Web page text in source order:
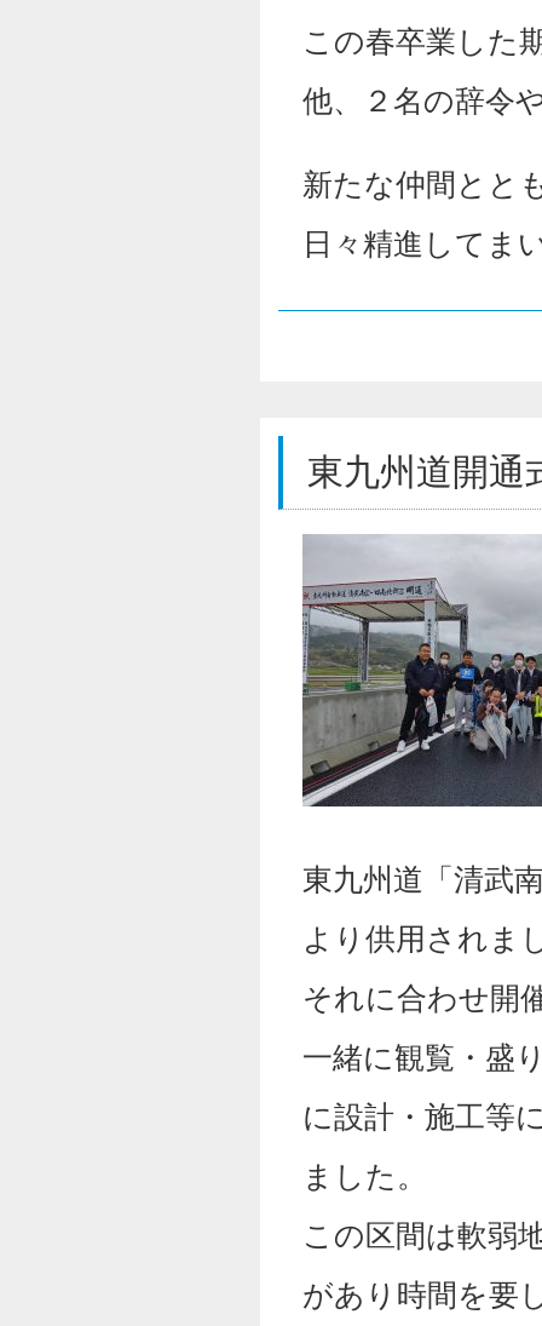
この春卒業した
他、２名の辞令
新たな仲間とと
日々精進してま
東九州道開通
東九州道「清武
より供用されま
それに合わせ開
一緒に観覧・盛
に設計・施工等
ました。
この区間は軟弱
があり時間を要